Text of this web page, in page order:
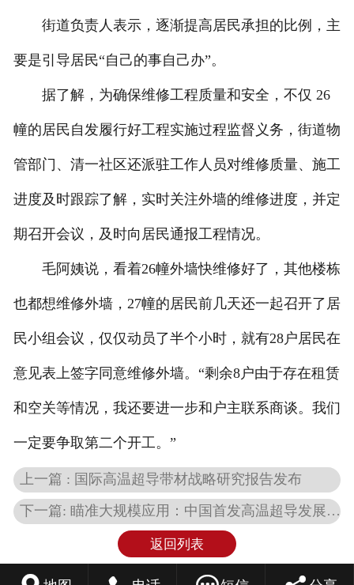
街道负责人表示，逐渐提高居民承担的比例，主
要是引导居民“自己的事自己办”。
据了解，为确保维修工程质量和安全，不仅 26
幢的居民自发履行好工程实施过程监督义务，街道物
管部门、清一社区还派驻工作人员对维修质量、施工
进度及时跟踪了解，实时关注外墙的维修进度，并定
期召开会议，及时向居民通报工程情况。
毛阿姨说，看着26幢外墙快维修好了，其他楼栋
也都想维修外墙，27幢的居民前几天还一起召开了居
民小组会议，仅仅动员了半个小时，就有28户居民在
意见表上签字同意维修外墙。“剩余8户由于存在租赁
和空关等情况，我还要进一步和户主联系商谈。我们
一定要争取第二个开工。”
上一篇 : 国际高温超导带材战略研究报告发布
下一篇: 瞄准大规模应用：中国首发高温超导发展路线图
返回列表